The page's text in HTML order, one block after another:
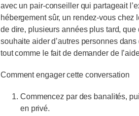
avec un pair-conseiller qui partageait
hébergement sûr, un rendez-vous
de dire, plusieurs années plus tard,
souhaite aider d’autres personnes
tout comme le fait de demander de
Comment engager cette conversation
Commencez par des banalités,
en privé.